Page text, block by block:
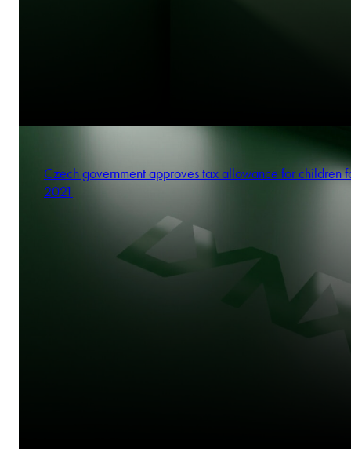
Czech government approves tax allowance for children
2021